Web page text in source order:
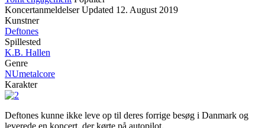
Koncertanmeldelser Updated 12. August 2019
Kunstner
Deftones
Spillested
K.B. Hallen
Genre
NUmetalcore
Karakter
Deftones kunne ikke leve op til deres forrige besøg i Danmark og
leverede en koncert, der kørte på autopilot.